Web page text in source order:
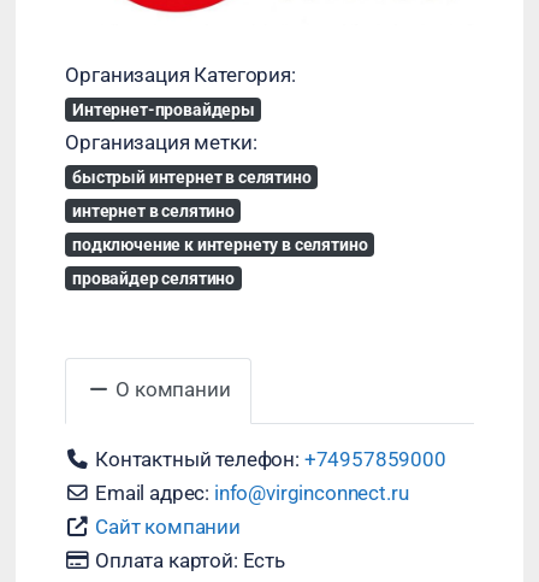
Организация Категория:
Интернет-провайдеры
Организация метки:
быстрый интернет в селятино
интернет в селятино
подключение к интернету в селятино
провайдер селятино
О компании
Контактный телефон: +74957859000
Email адрес: info@virginconnect.ru
Сайт компании
Оплата картой: Есть